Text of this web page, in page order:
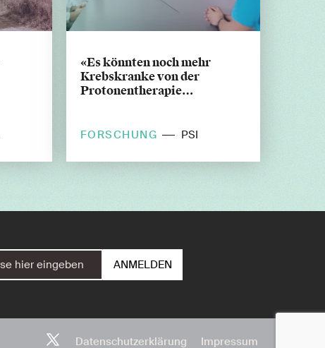
«Es könnten noch mehr
Krebskranke von der
Protonentherapie
FORSCHUNG PSI
Datenschutzerklärung Impressum